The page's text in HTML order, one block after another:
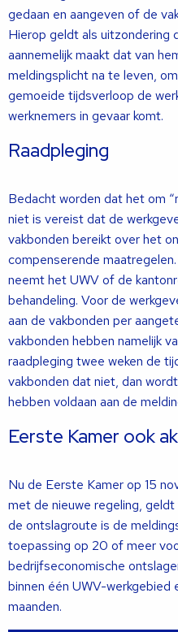
gedaan en aangeven of de
Hierop geldt als uitzondering
aannemelijk maakt dat van
meldingsplicht na te leven,
gemoeide tijdsverloop de
werknemers in gevaar komt.
Raadpleging
Bedacht worden dat het om
niet is vereist dat de
vakbonden bereikt over het
compenserende
neemt het UWV of de
behandeling. Voor de
aan de vakbonden per
vakbonden hebben namelijk
raadpleging twee weken de
vakbonden dat niet, dan
hebben voldaan aan de
Eerste Kamer ook
Nu de Eerste Kamer op 15
met de nieuwe regeling, geldt
de ontslagroute is de
toepassing op 20 of meer
bedrijfseconomische
binnen één UWV-werkgebied
maanden.